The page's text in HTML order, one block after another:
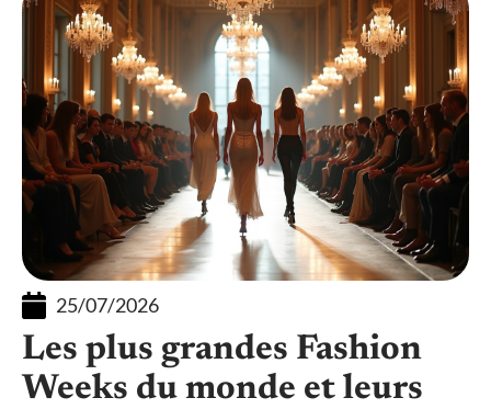
25/07/2026
Les plus grandes Fashion
Weeks du monde et leurs